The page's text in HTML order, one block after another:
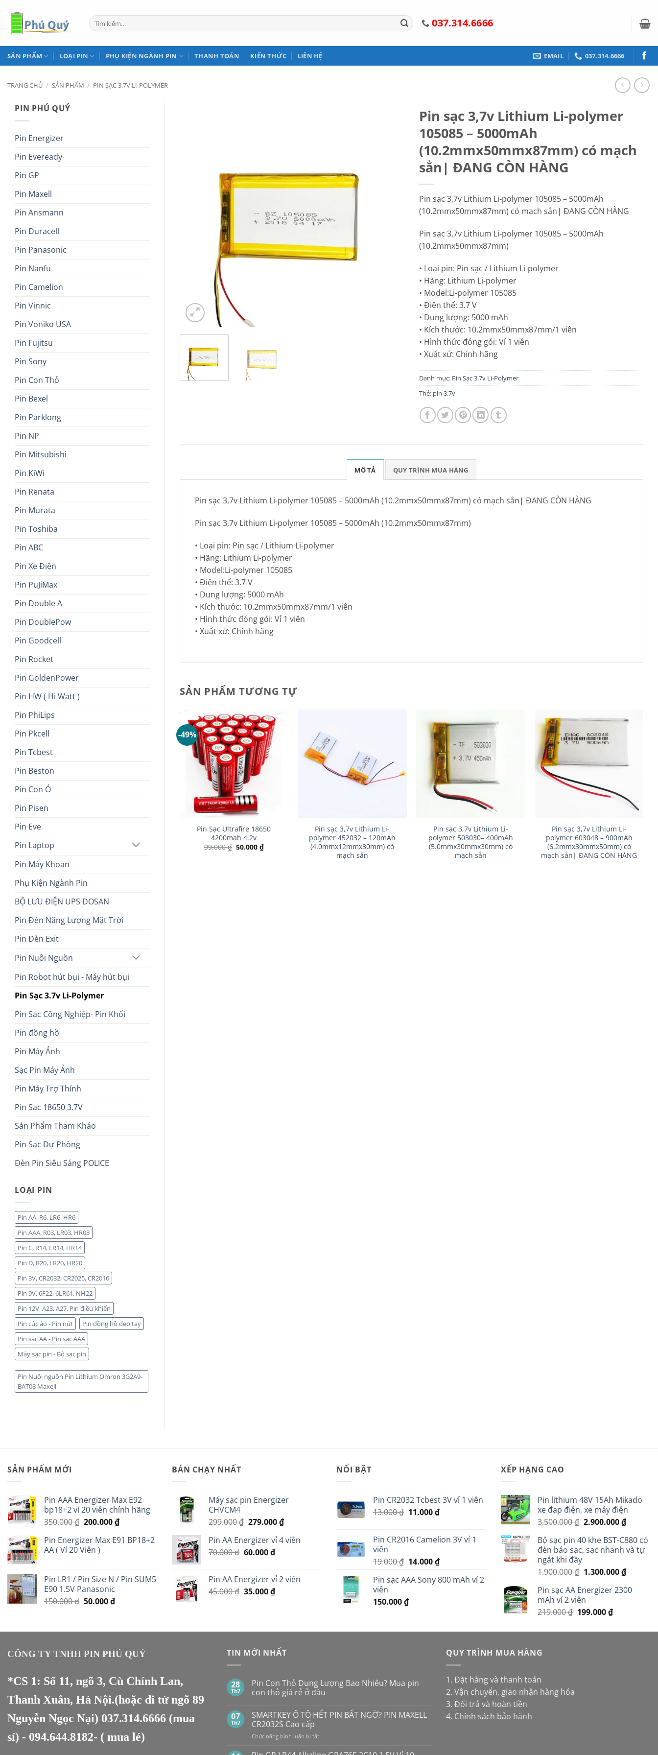
qua
nội
Tìm
kiếm:
037.314.6666
SẢN PHẨM LOẠI PIN PHỤ KIỆN NGÀNH PIN THANH TOÁN KIẾN THỨC LIÊN HỆ EMAIL 037.314.6666
TRANG CHỦ / SẢN PHẨM / PIN SẠC 3.7V LI-POLYMER
PIN PHÚ QUÝ
Pin Energizer
Pin Eveready
Pin GP
Pin Maxell
Pin Ansmann
Pin Duracell
Pin Panasonic
Pin Nanfu
Pin Camelion
Pin Vinnic
Pin Voniko USA
Pin Fujitsu
Pin Sony
Pin Con Thỏ
Pin Bexel
Pin Parklong
Pin NP
Pin Mitsubishi
Pin KiWi
Pin Renata
Pin Murata
Pin Toshiba
Pin ABC
Pin Xe Điện
Pin PuJiMax
Pin Double A
Pin DoublePow
Pin Goodcell
Pin Rocket
Pin GoldenPower
Pin HW ( Hi Watt )
Pin PhiLips
Pin Pkcell
Pin Tcbest
Pin Beston
Pin Con Ó
Pin Pisen
Pin Eve
Pin Laptop
Pin Máy Khoan
Phụ Kiện Ngành Pin
BỘ LƯU ĐIỆN UPS DOSAN
Pin Đèn Năng Lượng Mặt Trời
Pin Đèn Exit
Pin Nuôi Nguồn
Pin Robot hút bụi - Máy hút bụi
Pin Sạc 3.7v Li-Polymer
Pin Sạc Công Nghiệp- Pin Khối
Pin đồng hồ
Pin Máy Ảnh
Sạc Pin Máy Ảnh
Pin Máy Trợ Thính
Pin Sạc 18650 3.7V
Sản Phẩm Tham Khảo
Pin Sạc Dự Phòng
Đèn Pin Siêu Sáng POLICE
LOẠI PIN
Pin AA, R6, LR6, HR6
Pin AAA, R03, LR03, HR03
Pin C, R14, LR14, HR14
Pin D, R20, LR20, HR20
Pin 3V, CR2032, CR2025, CR2016
Pin 9V, 6F22, 6LR61, NH22
Pin 12V, A23, A27, Pin điều khiển
Pin cúc áo - Pin nút
Pin đồng hồ đeo tay
Pin sạc AA - Pin sạc AAA
Máy sạc pin - Bộ sạc pin
Pin Nuôi nguồn Pin Lithium Omron 3G2A9-
BAT08 Maxell
Pin sạc 3,7v Lithium Li-polymer
105085 – 5000mAh
(10.2mmx50mmx87mm) có mạch
sẳn| ĐANG CÒN HÀNG
Pin sạc 3,7v Lithium Li-polymer 105085 – 5000mAh
(10.2mmx50mmx87mm) có mạch sẳn| ĐANG CÒN HÀNG
Pin sạc 3,7v Lithium Li-polymer 105085 – 5000mAh
(10.2mmx50mmx87mm)
• Loại pin: Pin sạc / Lithium Li-polymer
• Hãng: Lithium Li-polymer
• Model:Li-polymer 105085
• Điện thế: 3.7 V
• Dung lượng: 5000 mAh
• Kích thước: 10.2mmx50mmx87mm/1 viên
• Hình thức đóng gói: Vỉ 1 viên
• Xuất xứ: Chính hãng
Danh mục: Pin Sạc 3.7v Li-Polymer
Thẻ: pin 3.7v
MÔ TẢ QUY TRÌNH MUA HÀNG
Pin sạc 3,7v Lithium Li-polymer 105085 – 5000mAh (10.2mmx50mmx87mm) có mạch sẳn| ĐANG CÒN HÀNG
Pin sạc 3,7v Lithium Li-polymer 105085 – 5000mAh (10.2mmx50mmx87mm)
• Loại pin: Pin sạc / Lithium Li-polymer
• Hãng: Lithium Li-polymer
• Model:Li-polymer 105085
• Điện thế: 3.7 V
• Dung lượng: 5000 mAh
• Kích thước: 10.2mmx50mmx87mm/1 viên
• Hình thức đóng gói: Vỉ 1 viên
• Xuất xứ: Chính hãng
SẢN PHẨM TƯƠNG TỰ
-49%
+
Pin Sạc Ultrafire 18650
4200mah 4.2v
99.000₫ Giá
50.000₫Giá
Pin sạc 3,7v Lithium Li-
polymer 452032 – 120mAh
(4.0mmx12mmx30mm) có
mạch sẳn
Pin sạc 3,7v Lithium Li-
polymer 503030– 400mAh
(5.0mmx30mmx30mm) có
mạch sẳn
Pin sạc 3,7v Lithium Li-
polymer 603048 – 900mAh
(6.2mmx30mmx50mm) có
mạch sẳn| ĐANG CÒN HÀNG
6000mah
₫.
₫ Giá
tại
là:
(6.7mmx25mmx35mm) có
SẢN PHẨM MỚI
Pin AAA Energizer Max E92
bp18+2 vỉ 20 viên chính hãng
350.000₫ Giá
là:
350.000 ₫.
200.000₫Giá
tại
Pin Energizer Max E91 BP18+2
AA ( Vỉ 20 Viên )
Pin LR1 / Pin Size N / Pin SUM5
E90 1.5V Panasonic
150.000₫ Giá
150.000 ₫.
50.000₫Giá
là:
BÁN CHẠY NHẤT
Máy sạc pin Energizer
CHVCM4
299.000₫ Giá
là:
299.000 ₫.
279.000₫Giá
tại
Pin AA Energizer vỉ 4 viên
70.000₫ Giá
70.000 ₫.
60.000₫Giá
là:
60.000 ₫.
Pin AA Energizer vỉ 2 viên
45.000₫ Giá
35.000₫Giá
35.000 ₫.
NỔI BẬT
Pin CR2032 Tcbest 3V vỉ 1 viên
13.000₫ Giá
13.000 ₫.
11.000₫Giá
là:
Pin CR2016 Camelion 3V vỉ 1
viên
19.000₫ Giá
là:
14.000₫Giá
tại
Pin sạc AAA Sony 800 mAh vỉ 2
viên
150.000₫
XẾP HẠNG CAO
Pin lithium 48V 15Ah Mikado
xe đạp điện, xe máy điện
3.500.000₫ Giá
là:
3.500.000 ₫.
2.900.000₫Giá
tại
là:
Bộ sạc pin 40 khe BST-C880 có
đèn báo sạc, sạc nhanh và tự
ngắt khi đầy
1.900.000₫ Giá
là:
1.900.000 ₫.
1.300.000₫Giá
tại
Pin sạc AA Energizer 2300
mAh vỉ 2 viên
219.000₫ Giá
là:
199.000₫Giá
tại
CÔNG TY TNHH PIN PHÚ QUÝ
*CS 1: Số 11, ngõ 3, Cù Chính Lan,
Thanh Xuân, Hà Nội.(hoặc đi từ ngõ 89
Nguyễn Ngọc Nại) 037.314.6666 (mua
sỉ) - 094.644.8182- ( mua lẻ)
TIN MỚI NHẤT
28
Th7
Pin Con Thỏ Dung Lượng Bao Nhiêu? Mua pin
con thỏ giá rẻ ở đâu
bình
luận
ở
Pin
Con
Dung
07
Th7
SMARTKEY Ô TÔ HẾT PIN BẤT NGỜ? PIN MAXELL
CR2032S Cao cấp
Chức năng bình luận bị tắtở
Ô
QUY TRÌNH MUA HÀNG
1. Đặt hàng và thanh toán
2. Vận chuyển, giao nhận hàng hóa
3. Đổi trả và hoàn tiền
4. Chính sách bảo hành